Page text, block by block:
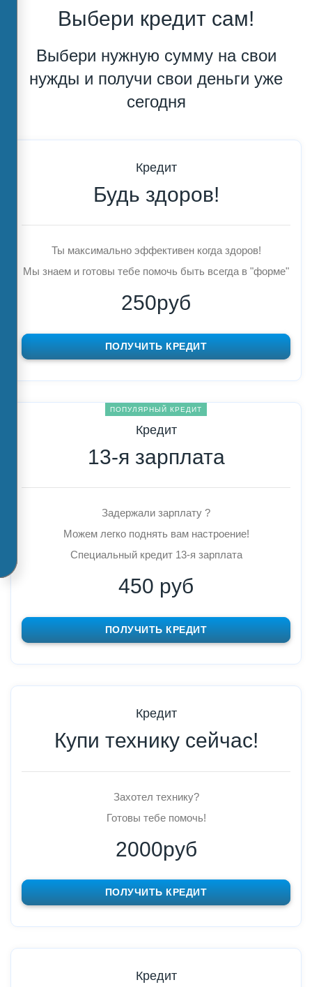
Выбери кредит сам!
Выбери нужную сумму на свои
нужды и получи свои деньги уже
сегодня
Кредит
Будь здоров!
Ты максимально эффективен когда здоров!
Мы знаем и готовы тебе помочь быть всегда в "форме"
250руб
ПОЛУЧИТЬ КРЕДИТ
ПОПУЛЯРНЫЙ КРЕДИТ
Кредит
13-я зарплата
Задержали зарплату ?
Можем легко поднять вам настроение!
Специальный кредит 13-я зарплата
450 руб
ПОЛУЧИТЬ КРЕДИТ
Кредит
Купи технику сейчас!
Захотел технику?
Готовы тебе помочь!
2000руб
ПОЛУЧИТЬ КРЕДИТ
Кредит